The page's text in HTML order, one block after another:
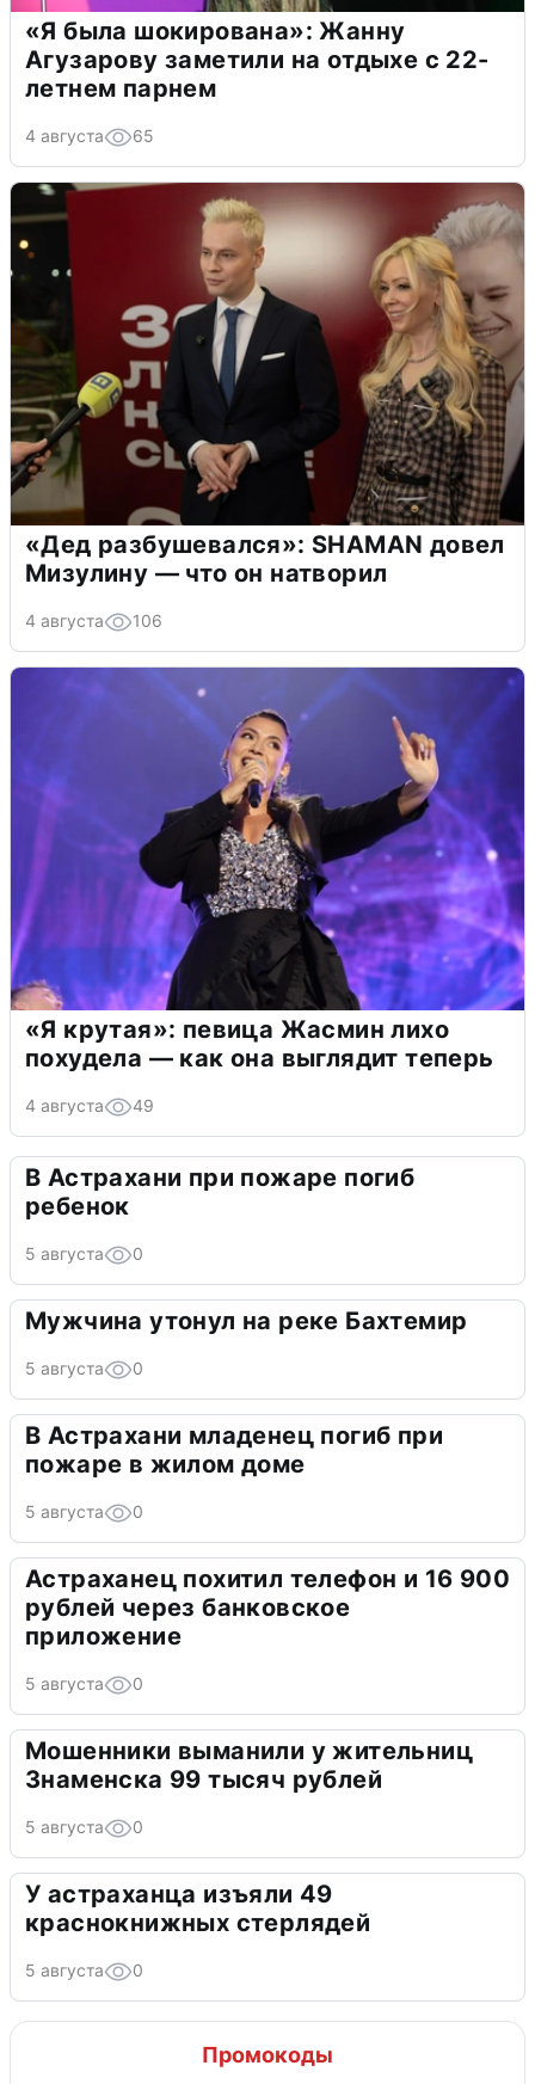
«Я была шокирована»: Жанну
Агузарову заметили на отдыхе с 22-
летнем парнем
4 августа 65
«Дед разбушевался»: SHAMAN довел
Мизулину — что он натворил
4 августа 106
«Я крутая»: певица Жасмин лихо
похудела — как она выглядит теперь
4 августа 49
В Астрахани при пожаре погиб
ребенок
5 августа 0
Мужчина утонул на реке Бахтемир
5 августа 0
В Астрахани младенец погиб при
пожаре в жилом доме
5 августа 0
Астраханец похитил телефон и 16 900
рублей через банковское
приложение
5 августа 0
Мошенники выманили у жительниц
Знаменска 99 тысяч рублей
5 августа 0
У астраханца изъяли 49
краснокнижных стерлядей
5 августа 0
Промокоды